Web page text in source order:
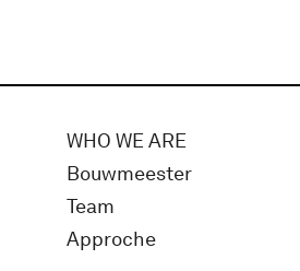
WHO WE ARE
Bouwmeester
Team
Approche